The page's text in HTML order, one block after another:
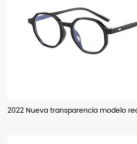
2022 Nueva transparencia modelo